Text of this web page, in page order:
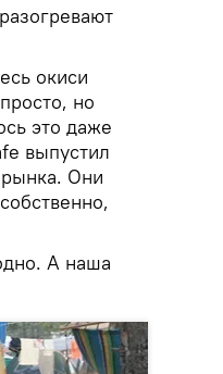
окиси
но
это даже
выпустил
Они
А наша